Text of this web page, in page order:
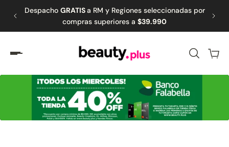
al contenido
GRATISa RM y Regiones seleccionadas por
compras superiores a$39.990
🚚 Retiro